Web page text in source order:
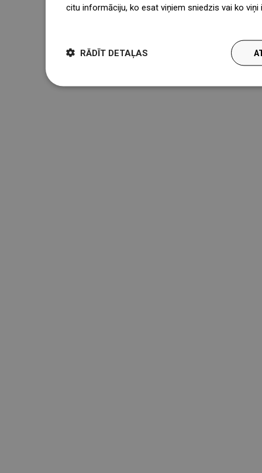
citu informāciju, ko esat viņiem sniedzis vai ko
RĀDĪT DETAĻAS